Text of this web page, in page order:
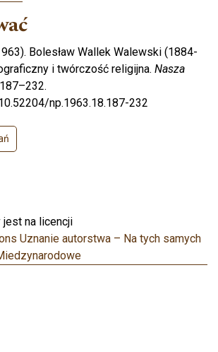
Bolesław Wallek Walewski (1884-
i twórczość religijna. Nasza
np.1963.18.187-232
na licencji
Uznanie autorstwa – Na tych samych